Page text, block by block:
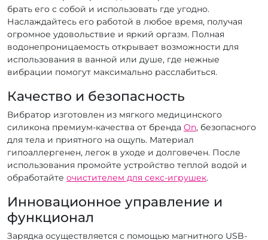
брать его с собой и использовать где угодно.
Наслаждайтесь его работой в любое время, получая
огромное удовольствие и яркий оргазм. Полная
водонепроницаемость открывает возможности для
использования в ванной или душе, где нежные
вибрации помогут максимально расслабиться.
Качество и безопасность
Вибратор изготовлен из мягкого медицинского
силикона премиум-качества от бренда On, безопасного
для тела и приятного на ощупь. Материал
гипоаллергенен, легок в уходе и долговечен. После
использования промойте устройство теплой водой и
обработайте очистителем для секс-игрушек.
Инновационное управление и
функционал
Зарядка осуществляется с помощью магнитного USB-